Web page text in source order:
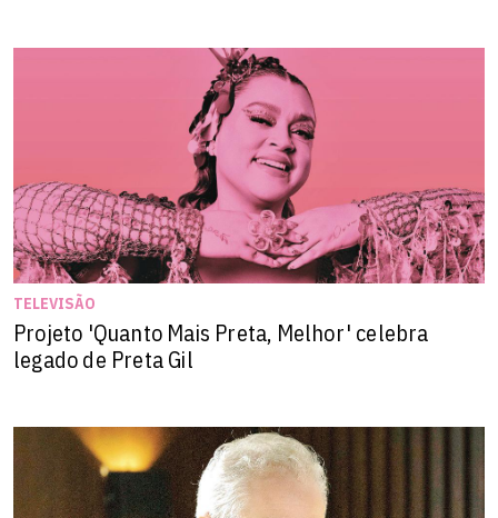
TELEVISÃO
Projeto 'Quanto Mais Preta, Melhor' celebra
legado de Preta Gil